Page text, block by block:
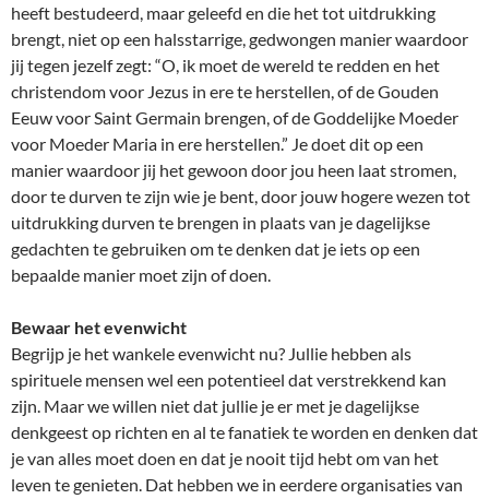
heeft bestudeerd, maar geleefd en die het tot uitdrukking
brengt, niet op een halsstarrige, gedwongen manier waardoor
jij tegen jezelf zegt: “O, ik moet de wereld te redden en het
christendom voor Jezus in ere te herstellen, of de Gouden
Eeuw voor Saint Germain brengen, of de Goddelijke Moeder
voor Moeder Maria in ere herstellen.” Je doet dit op een
manier waardoor jij het gewoon door jou heen laat stromen,
door te durven te zijn wie je bent, door jouw hogere wezen tot
uitdrukking durven te brengen in plaats van je dagelijkse
gedachten te gebruiken om te denken dat je iets op een
bepaalde manier moet zijn of doen.
Bewaar het evenwicht
Begrijp je het wankele evenwicht nu? Jullie hebben als
spirituele mensen wel een potentieel dat verstrekkend kan
zijn. Maar we willen niet dat jullie je er met je dagelijkse
denkgeest op richten en al te fanatiek te worden en denken dat
je van alles moet doen en dat je nooit tijd hebt om van het
leven te genieten. Dat hebben we in eerdere organisaties van